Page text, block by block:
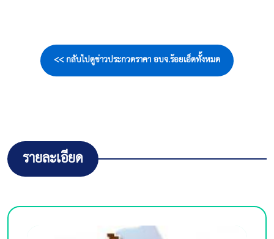
<< กลับไปดูข่าวประกวดราคา อบจ.ร้อยเอ็ดทั้งหมด
รายละเอียด